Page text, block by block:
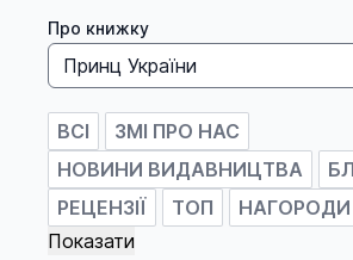
Про книжку
ВСІ
ЗМІ ПРО НАС
НОВИНИ ВИДАВНИЦТВА
РЕЦЕНЗІЇ
ТОП НАГОРОДИ